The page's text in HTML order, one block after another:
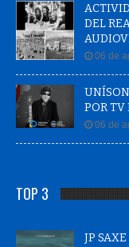
DEL
06 de
POR TV
06 de
TOP 3
JP